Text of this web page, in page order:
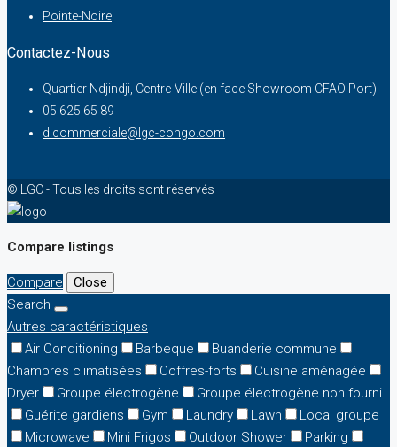
Pointe-Noire
Contactez-Nous
Quartier Ndjindji, Centre-Ville (en face Showroom CFAO Port)
05 625 65 89
d.commerciale@lgc-congo.com
© LGC - Tous les droits sont réservés
Compare listings
Compare
Close
Search
Autres caractéristiques
Air Conditioning
Barbeque
Buanderie commune
Chambres climatisées
Coffres-forts
Cuisine aménagée
Dryer
Groupe électrogène
Groupe électrogène non fourni
Guérite gardiens
Gym Laundry Lawn
Local groupe
Microwave
Mini Frigos Outdoor Shower
Parking